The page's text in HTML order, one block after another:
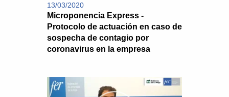
13/03/2020
Microponencia Express -
Protocolo de actuación en caso de
sospecha de contagio por
coronavirus en la empresa